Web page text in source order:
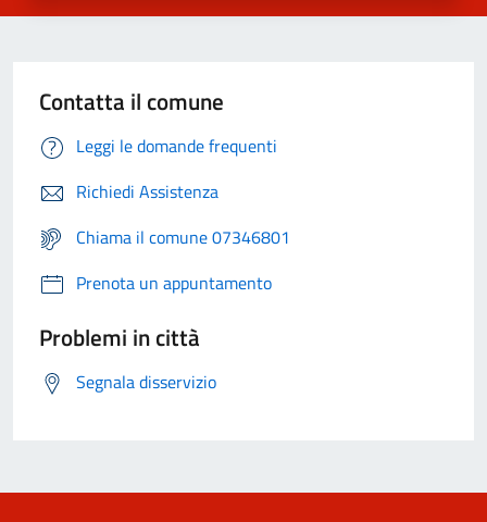
Contatta il comune
Leggi le domande frequenti
Richiedi Assistenza
Chiama il comune 07346801
Prenota un appuntamento
Problemi in città
Segnala disservizio